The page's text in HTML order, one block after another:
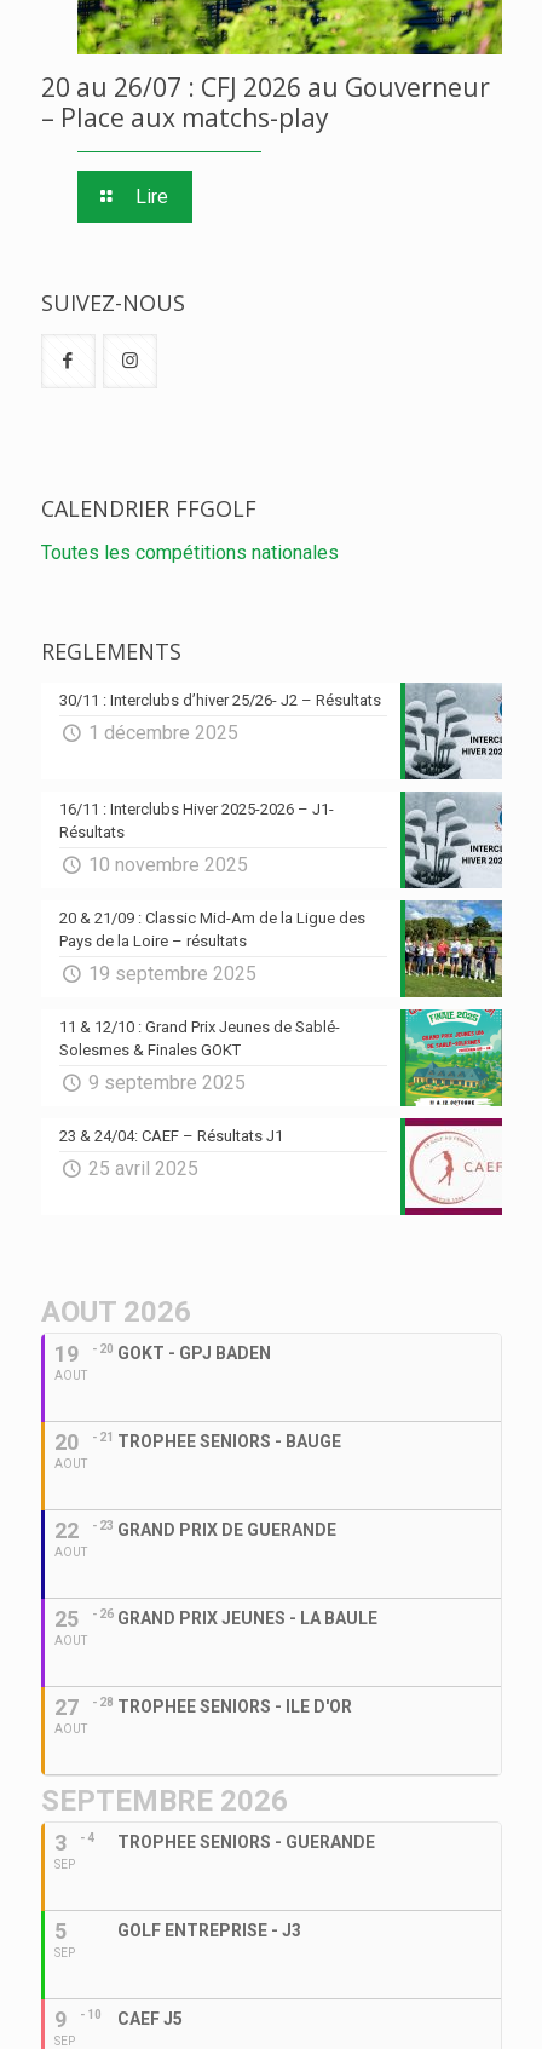
20 au 26/07 : CFJ 2026 au Gouverneur
– Place aux matchs-play
Lire
SUIVEZ-NOUS
CALENDRIER FFGOLF
Toutes les compétitions nationales
REGLEMENTS
30/11 : Interclubs d’hiver 25/26- J2 – Résultats
1 décembre 2025
16/11 : Interclubs Hiver 2025-2026 – J1-
Résultats
10 novembre 2025
20 & 21/09 : Classic Mid-Am de la Ligue des
Pays de la Loire – résultats
19 septembre 2025
11 & 12/10 : Grand Prix Jeunes de Sablé-
Solesmes & Finales GOKT
9 septembre 2025
23 & 24/04: CAEF – Résultats J1
25 avril 2025
AOUT 2026
19
AOUT
- 20 GOKT - GPJ BADEN
20
AOUT
- 21 TROPHEE SENIORS - BAUGE
22
AOUT
- 23 GRAND PRIX DE GUERANDE
25
AOUT
- 26 GRAND PRIX JEUNES - LA BAULE
27
AOUT
- 28 TROPHEE SENIORS - ILE D'OR
SEPTEMBRE 2026
3
SEP
- 4 TROPHEE SENIORS - GUERANDE
5
SEP
GOLF ENTREPRISE - J3
9
SEP
- 10 CAEF J5